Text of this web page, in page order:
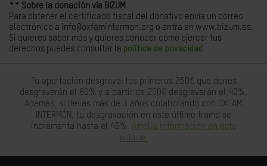
** Sobre la donación vía BIZUM
Para obtener el certificado fiscal del donativo envía un correo
electrónico a info@oxfamintermon.org o entra en www.bizum.es.
Si quieres saber más y quieres conocer cómo ejercer tus
derechos puedes consultar la política de privacidad .
Tu aportación desgrava: los primeros 250€ que dones
desgravarán el 80% y a partir de 250€ desgravarán el 40%.
Además, si llevas más de 3 años colaborando con OXFAM
INTERMÓN, tu desgravación en este último tramo se
incrementa hasta el 45%. Amplia información en este
enlace.